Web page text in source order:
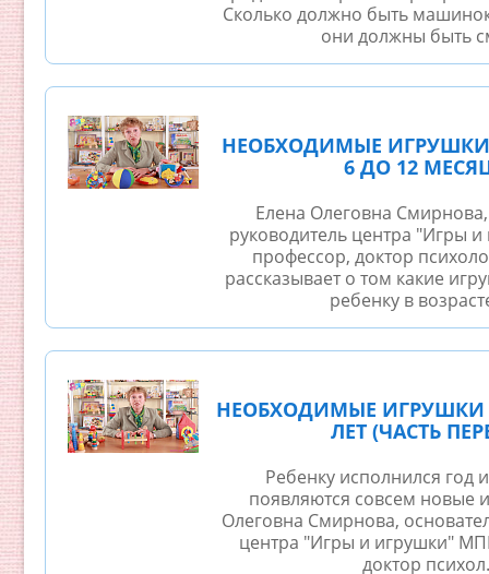
Сколько должно быть
они должны быть
НЕОБХОДИМЫЕ ИГРУШКИ
6 ДО 12
Елена Олеговна
руководитель центра "Игры
профессор, доктор
рассказывает о том какие
ребенку в
НЕОБХОДИМЫЕ ИГРУШКИ
ЛЕТ (ЧАСТЬ
Ребенку исполнился год
появляются совсем новые
Олеговна Смирнова,
центра "Игры и игрушки"
доктор